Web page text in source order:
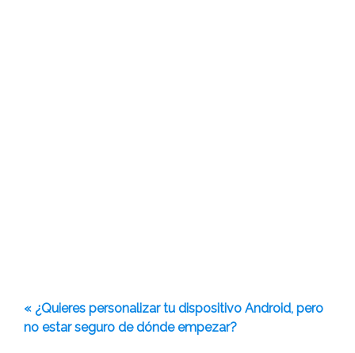
« ¿Quieres personalizar tu dispositivo Android, pero
no estar seguro de dónde empezar?